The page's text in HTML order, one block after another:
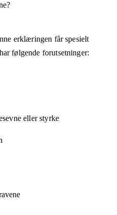
erklæringen får spesielt
følgende forutsetninger:
eller styrke